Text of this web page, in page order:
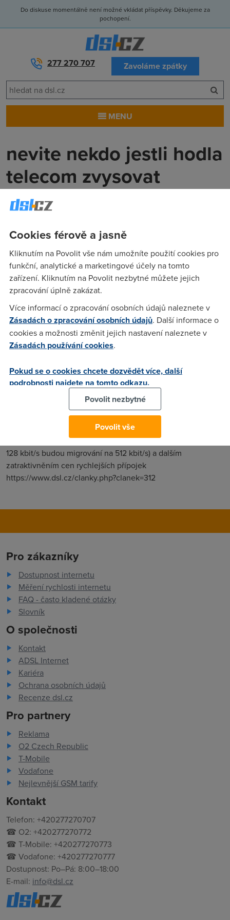
Do diskuse momentálně není možné vkládat příspěvky. Děkujeme za
pochopení.
277 270 707 Zavoláme zpátky
MENU
nevite nekdo jestli hodla
telecom zvysovat
dostupnou rychlost????
nevite nekdo jestli hodla telecom zvysovat dostupnou
rychlost,nebo aspon snizovat ceny??
Anonym(5.1.2006 17:29:54)
Tento SCI-FI film jsem fakt neviděl.!!!
y2k(5.1.2006 18:27:43)
(5.1.2006 20:08:48)
ento rozdíl chce Český Telecom v nejbližších měsících snížit
pomocí migrací stávajících ADSL zákazníků pomalejších
služeb na služby rychlejší (např. ADSL zákazníci s rychlostí
128 kbit/s budou migrování na 512 kbit/s) a dalším
zatraktivněním cen rychlejších přípojek
https://www.dsl.cz/clanky.php?clanek=312
Pro zákazníky
Dostupnost internetu
Měření rychlosti internetu
FAQ - často kladené otázky
Slovník
O společnosti
Kontakt
ADSL Internet
Kariéra
Ochrana osobních údajů
Recenze dsl.cz
Pro partnery
Reklama
O2 Czech Republic
T-Mobile
Vodafone
Nejlevnější GSM tarify
Kontakt
Telefon: +420277270707
☎ O2: +420277270772
☎ T-Mobile: +420277270773
☎ Vodafone: +420277270777
Dostupnost: Po–Pá: 8:00–18:00
E-mail: info@dsl.cz
Cookies férově a jasně
Kliknutím na Povolit vše nám umožníte použití cookies pro
funkční, analytické a marketingové účely na tomto
zařízení. Kliknutím na Povolit nezbytné můžete jejich
zpracování úplně zakázat.
Více informací o zpracování osobních údajů naleznete v
Zásadách o zpracování osobních údajů. Další informace o
cookies a možnosti změnit jejich nastavení naleznete v
Zásadách používání cookies.
Pokud se o cookies chcete dozvědět více, další
podrobnosti najdete na tomto odkazu.
Povolit nezbytné
Povolit vše